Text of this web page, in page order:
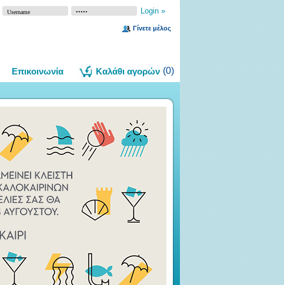
Γίνετε μέλος
Επικοινωνία Καλάθι αγορών (0)